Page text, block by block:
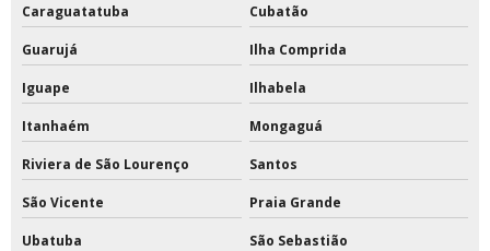
Tinta para pintar quadras esportivas
Tinta para pintura de quadras
Tinta para quadras
Tinta para quadras esportivas
Caraguatatuba Cubatão
Guarujá Ilha Comprida
Iguape Ilhabela
Itanhaém Mongaguá
Riviera de São Lourenço Santos
São Vicente Praia Grande
Ubatuba São Sebastião